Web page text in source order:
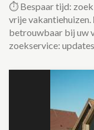
⏱️ Bespaar tijd:
vrije vakantiehuizen.
betrouwbaar bij uw
zoekservice: